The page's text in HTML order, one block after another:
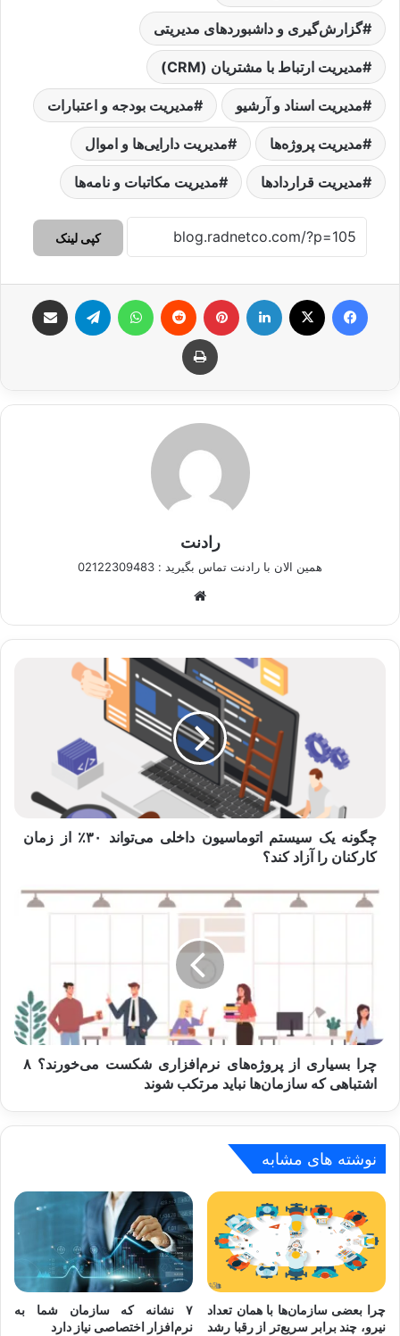
گزارش‌گیری و داشبوردهای مدیریتی
مدیریت ارتباط با مشتریان (CRM)
مدیریت اسناد و آرشیو مدیریت بودجه و اعتبارات
مدیریت پروژه‌ها مدیریت دارایی‌ها و اموال
مدیریت قراردادها مدیریت مکاتبات و نامه‌ها
کپی لینک
فیس بوک لینکدین ‫پین‌ترست ‫رددیت تلگرام
چاپ
رادنت
همین الان با رادنت تماس بگیرید : 02122309483
می‌تواند
کارکنان
کند؟
چگونه یک سیستم اتوماسیون داخلی می‌تواند ۳۰٪ از زمان
کارکنان را آزاد کند؟
چرا
بسیاری
می‌خورند؟
اشتباهی
که
سازمان‌ها
چرا بسیاری از پروژه‌های نرم‌افزاری شکست می‌خورند؟ ۸
اشتباهی که سازمان‌ها نباید مرتکب شوند
نوشته های مشابه
چرا بعضی سازمان‌ها با همان تعداد
نیرو، چند برابر سریع‌تر از رقبا رشد
۷ نشانه که سازمان شما به
نرم‌افزار اختصاصی نیاز دارد